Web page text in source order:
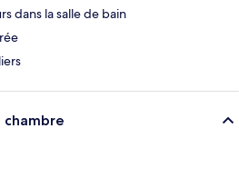
dans la salle de bain
chambre